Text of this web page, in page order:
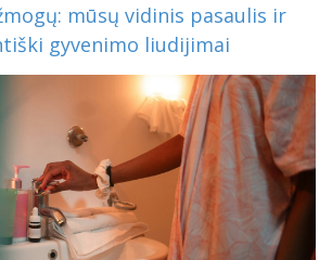
mūsų vidinis pasaulis ir
gyvenimo liudijimai